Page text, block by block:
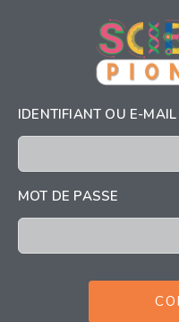
IDENTIFIANT OU E-MAIL
MOT DE PASSE